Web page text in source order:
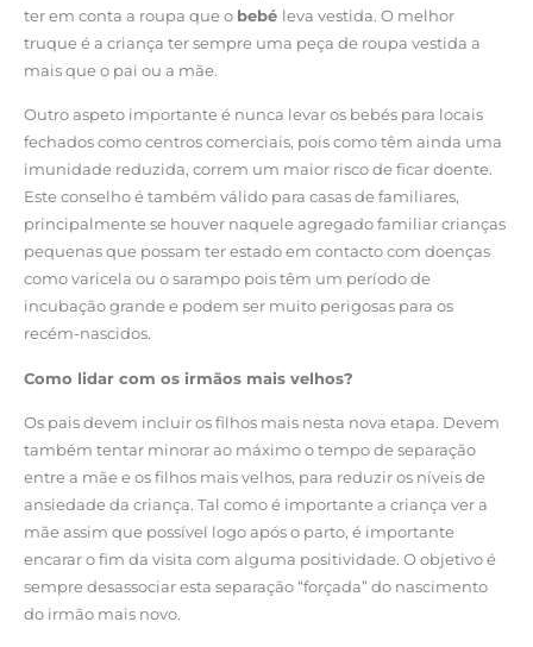
ter em conta a roupa que o bebé leva vestida. O melhor
truque é a criança ter sempre uma peça de roupa vestida a
mais que o pai ou a mãe.
Outro aspeto importante é nunca levar os bebés para locais
fechados como centros comerciais, pois como têm ainda uma
imunidade reduzida, correm um maior risco de ficar doente.
Este conselho é também válido para casas de familiares,
principalmente se houver naquele agregado familiar crianças
pequenas que possam ter estado em contacto com doenças
como varicela ou o sarampo pois têm um período de
incubação grande e podem ser muito perigosas para os
recém-nascidos.
Como lidar com os irmãos mais velhos?
Os pais devem incluir os filhos mais nesta nova etapa. Devem
também tentar minorar ao máximo o tempo de separação
entre a mãe e os filhos mais velhos, para reduzir os níveis de
ansiedade da criança. Tal como é importante a criança ver a
mãe assim que possível logo após o parto, é importante
encarar o fim da visita com alguma positividade. O objetivo é
sempre desassociar esta separação “forçada” do nascimento
do irmão mais novo.